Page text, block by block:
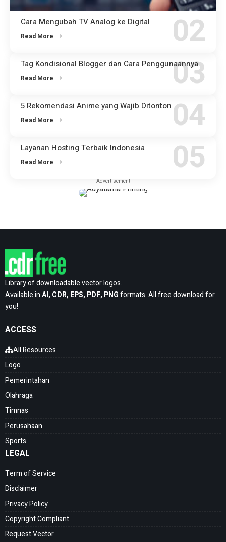
Cara Mengubah TV Analog ke Digital
Read More
Tag Kondisional Blogger dan Cara Penggunaannya
Read More
5 Rekomendasi Anime yang Wajib Ditonton
Read More
Layanan Hosting Terbaik Indonesia
Read More
- Advertisement -
Library of downloadable vector logos.
Available inAI, CDR, EPS, PDF, PNGformats. All free download for
you!
ACCESS
All Resources
Logo
Pemerintahan
Olahraga
Timnas
Perusahaan
Sports
LEGAL
Term of Service
Disclaimer
Privacy Policy
Copyright Compliant
Request Vector